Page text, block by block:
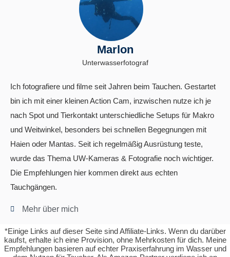
Marlon
Unterwasserfotograf
Ich fotografiere und filme seit Jahren beim Tauchen. Gestartet
bin ich mit einer kleinen Action Cam, inzwischen nutze ich je
nach Spot und Tierkontakt unterschiedliche Setups für Makro
und Weitwinkel, besonders bei schnellen Begegnungen mit
Haien oder Mantas. Seit ich regelmäßig Ausrüstung teste,
wurde das Thema UW-Kameras & Fotografie noch wichtiger.
Die Empfehlungen hier kommen direkt aus echten
Tauchgängen.
Mehr über mich
*Einige Links auf dieser Seite sind Affiliate-Links. Wenn du darüber
kaufst, erhalte ich eine Provision, ohne Mehrkosten für dich. Meine
Empfehlungen basieren auf echter Praxiserfahrung im Wasser und